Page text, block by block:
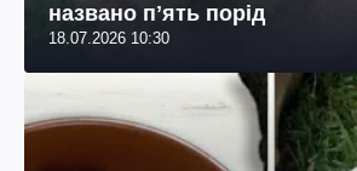
названо пʼять порід
18.07.2026 10:30